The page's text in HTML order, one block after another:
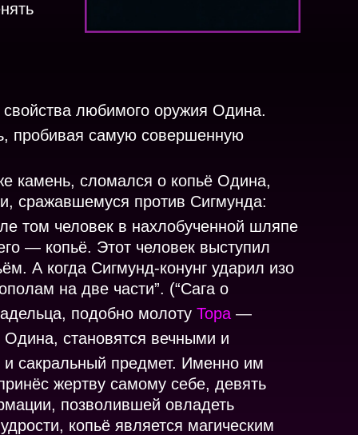
любимого оружия Одина.
пробивая самую совершенную
камень, сломался о копьё Одина,
сражавшемуся против Сигмунда:
том человек в нахлобученной шляпе
— копьё. Этот человек выступил
А когда Сигмунд-конунг ударил изо
на две части”. (“Сага о
подобно молоту Тора —
Одина, становятся вечными и
сакральный предмет. Именно им
жертву самому себе, девять
позволившей овладеть
копьё является магическим